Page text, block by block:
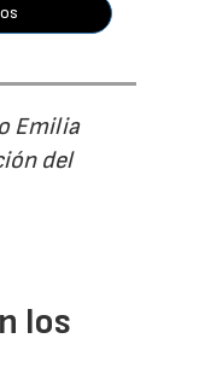
Emilia
del
los